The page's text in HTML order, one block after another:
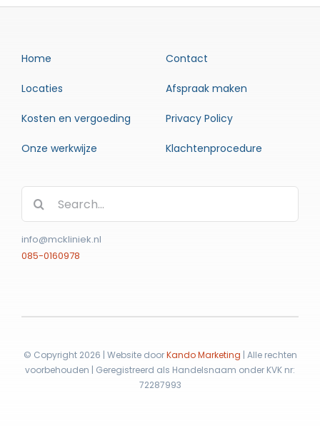
Home
Locaties
Kosten en vergoeding
Onze werkwijze
Contact
Afspraak maken
Privacy Policy
Klachtenprocedure
Zoeken
naar:
info@mckliniek.nl
085-0160978
© Copyright 2026 | Website doorKando Marketing | Alle rechten
voorbehouden | Geregistreerd als Handelsnaam onder KVK nr:
72287993